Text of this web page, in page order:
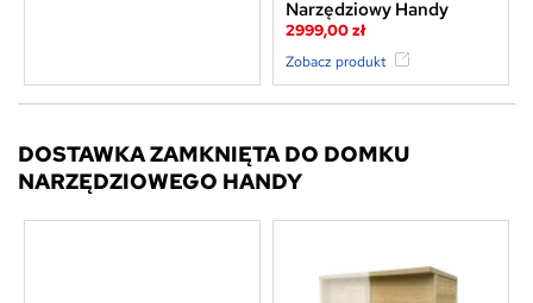
Narzędziowy Handy
2999,00 zł
Zobacz produkt
DOSTAWKA ZAMKNIĘTA DO DOMKU
NARZĘDZIOWEGO HANDY